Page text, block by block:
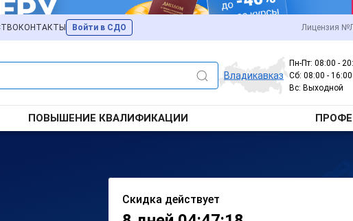
КОНТАКТЫ Войти в СДО Лицензия
Владикавказ
Пн-Пт: 08:00 -
Сб: 08:00 -
Вс: Выходной
ПОВЫШЕНИЕ КВАЛИФИКАЦИИ
Скидка действует